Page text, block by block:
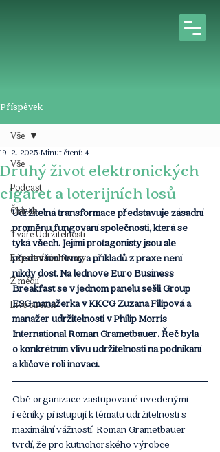
Příspěvek
Vše
Podcast
Článek
Tváře Udržitelnosti
Expertní rozhovory
Z médií
Live stream
Vše
Druhý život elektronických
cigaret a loterijních losů
19. 2. 2025 Minut čtení: 4
Udržitelná transformace představuje zásadní
proměnu fungování společnosti, která se
týká všech. Jejími protagonisty jsou ale
především firmy a příkladů z praxe není
nikdy dost. Na lednové Euro Business
Breakfast se v jednom panelu sešli Group
ESG manažerka v KKCG Zuzana Filipová a
manažer udržitelnosti v Philip Morris
International Roman Grametbauer. Řeč byla
o konkrétním vlivu udržitelnosti na podnikání
a klíčové roli inovací.
Obě organizace zastupované uvedenými
řečníky přistupují k tématu udržitelnosti s
maximální vážností. Roman Grametbauer
tvrdí, že pro kutnohorského výrobce